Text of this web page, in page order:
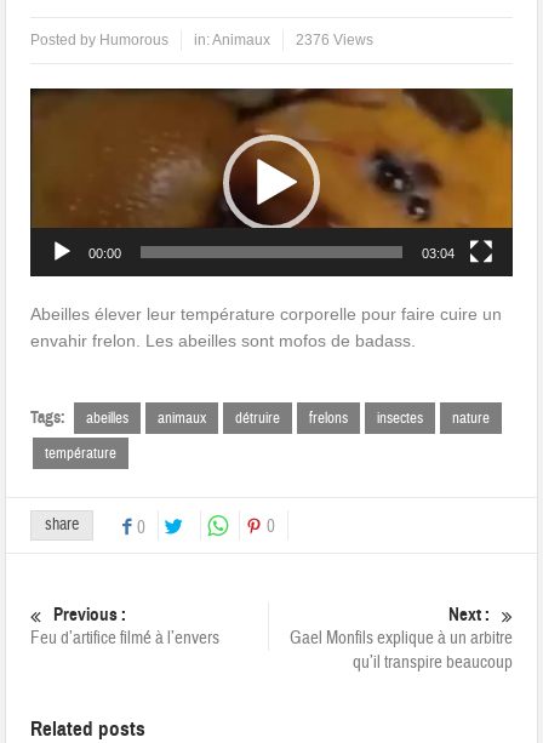
Posted by Humorous in:Animaux 2376 Views
Lecteur
00:00 03:04
Abeilles élever leur température corporelle pour faire cuire un
envahir frelon. Les abeilles sont mofos de badass.
Tags: abeilles animaux détruire frelons insectes
nature
température
share 0 0
Previous :
Feu d’artifice filmé à l’envers
Next :
Gael Monfils explique à un arbitre
qu’il transpire beaucoup
Related posts